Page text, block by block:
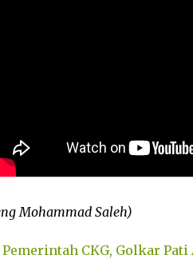
Mohammad Saleh)
CKG, Golkar